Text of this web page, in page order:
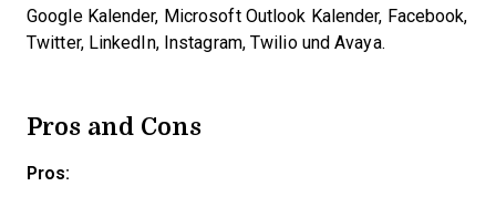
Google Kalender, Microsoft Outlook Kalender, Facebook,
Twitter, LinkedIn, Instagram, Twilio und Avaya.
Pros and Cons
Pros: